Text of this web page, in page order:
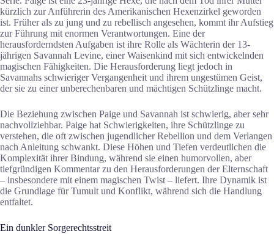
kürzlich zur Anführerin des Amerikanischen Hexenzirkel geworden
ist. Früher als zu jung und zu rebellisch angesehen, kommt ihr Aufstieg
zur Führung mit enormen Verantwortungen. Eine der
herausforderndsten Aufgaben ist ihre Rolle als Wächterin der 13-
jährigen Savannah Levine, einer Waisenkind mit sich entwickelnden
magischen Fähigkeiten. Die Herausforderung liegt jedoch in
Savannahs schwieriger Vergangenheit und ihrem ungestümen Geist,
der sie zu einer unberechenbaren und mächtigen Schützlinge macht.
Die Beziehung zwischen Paige und Savannah ist schwierig, aber sehr
nachvollziehbar. Paige hat Schwierigkeiten, ihre Schützlinge zu
verstehen, die oft zwischen jugendlicher Rebellion und dem Verlangen
nach Anleitung schwankt. Diese Höhen und Tiefen verdeutlichen die
Komplexität ihrer Bindung, während sie einen humorvollen, aber
tiefgründigen Kommentar zu den Herausforderungen der Elternschaft
– insbesondere mit einem magischen Twist – liefert. Ihre Dynamik ist
die Grundlage für Tumult und Konflikt, während sich die Handlung
entfaltet.
Ein dunkler Sorgerechtsstreit